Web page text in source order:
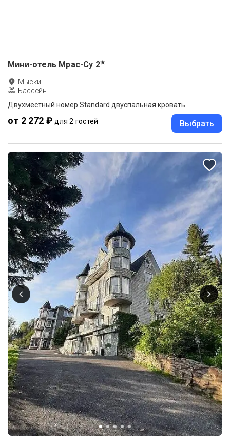
Мини-отель Мрас-Су 2★
Мыски
Бассейн
Двухместный номер Standard двуспальная кровать
от 2 272 ₽ для 2 гостей Выбрать